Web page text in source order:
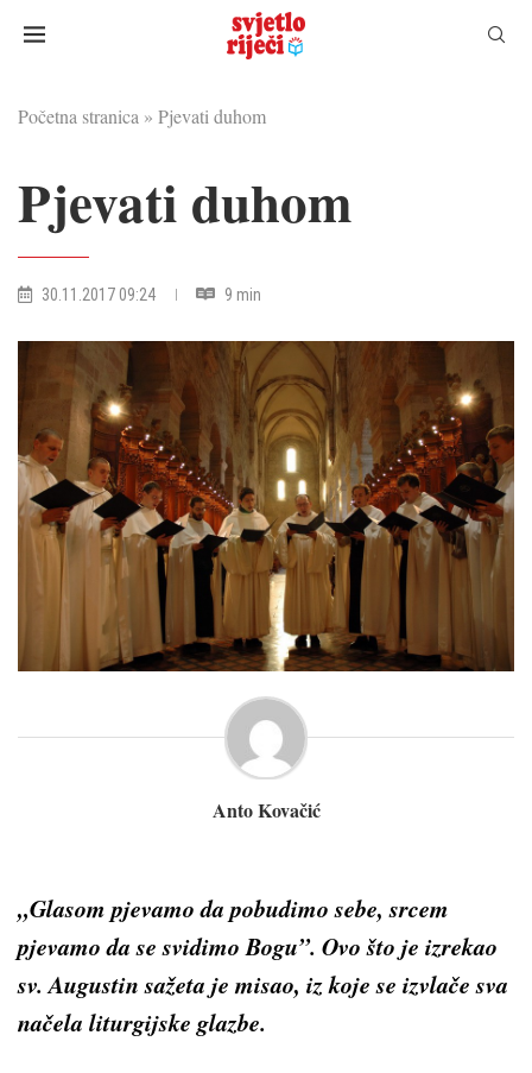
Početna stranica » Pjevati duhom
Pjevati duhom
30.11.2017 09:24 9 min
Anto Kovačić
„Glasom pjevamo da pobudimo sebe, srcem
pjevamo da se svidimo Bogu”. Ovo što je izrekao
sv. Augustin sažeta je misao, iz koje se izvlače sva
načela liturgijske glazbe.